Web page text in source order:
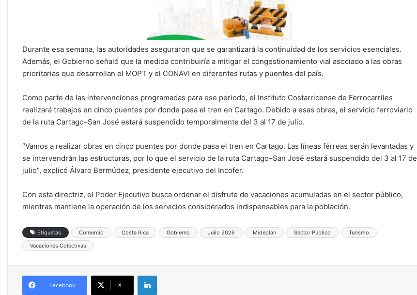
Durante esa semana, las autoridades aseguraron que se garantizará la continuidad de los servicios esenciales.
Además, el Gobierno señaló que la medida contribuiría a mitigar el congestionamiento vial asociado a las obras
prioritarias que desarrollan el MOPT y el CONAVI en diferentes rutas y puentes del país.
Como parte de las intervenciones programadas para ese periodo, el Instituto Costarricense de Ferrocarriles
realizará trabajos en cinco puentes por donde pasa el tren en Cartago. Debido a esas obras, el servicio ferroviario
de la ruta Cartago–San José estará suspendido temporalmente del 3 al 17 de julio.
“Vamos a realizar obras en cinco puentes por donde pasa el tren en Cartago. Las líneas férreas serán levantadas y
se intervendrán las estructuras, por lo que el servicio de la ruta Cartago–San José estará suspendido del 3 al 17 de
julio”, explicó Álvaro Bermúdez, presidente ejecutivo del Incofer.
Con esta directriz, el Poder Ejecutivo busca ordenar el disfrute de vacaciones acumuladas en el sector público,
mientras mantiene la operación de los servicios considerados indispensables para la población.
Etiquetas Comercio Costa Rica Gobierno Julio 2026 Mideplan Sector Público
Turismo
Vacaciones Colectivas
Facebook X
LinkedIn